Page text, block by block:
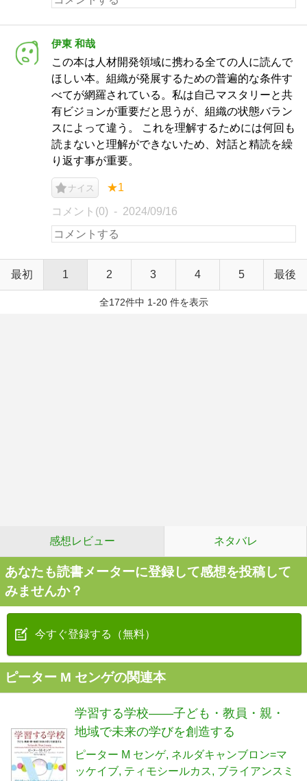
伊東 和哉
この本は人材開発領域に携わる全ての人に読んで
ほしい本。組織が発展するための普遍的な条件す
べてが網羅されている。私は自己マスタリーと共
有ビジョンが重要だと思うが、組織の状態バラン
スによって違う。 これを理解するためには何回も
読まないと理解ができないため、対話と精読を繰
り返す事が重要。
ナイス ★1
コメント(0) 2024/09/16
最初 1 2 3 4 5 最後
全172件中 1-20 件を表示
感想レビュー ネタバレ
あなたも読書メーターに登録して感想を投稿して
みませんか？
今すぐ登録する（無料）
ピーター M センゲの関連本
学習する学校――子ども・教員・親・
地域で未来の学びを創造する
ピーター M センゲ ネルダキャンブロン=マ
ッケイブ ティモシールカス
ブライアンスミ